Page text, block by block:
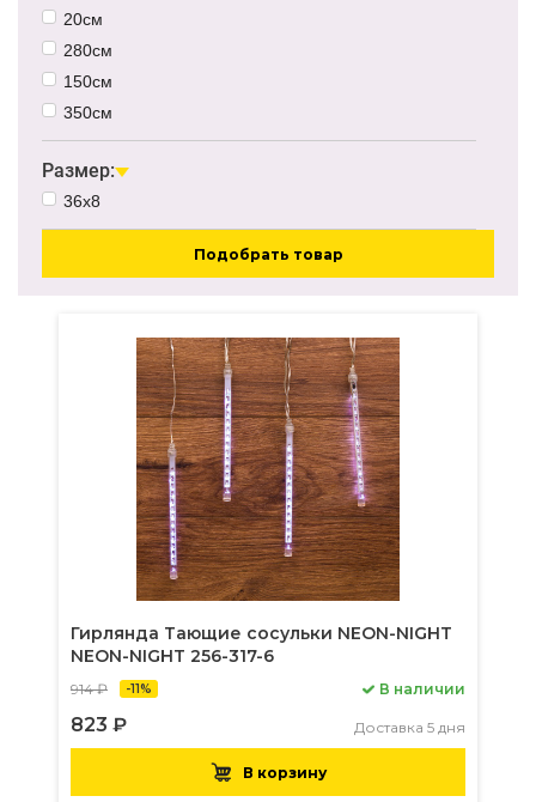
20см
280см
150см
350см
Размер:
36x8
Подобрать товар
Гирлянда Тающие сосульки NEON-NIGHT
NEON-NIGHT 256-317-6
914 ₽ -11%
823 ₽
В наличии
Доставка 5 дня
В корзину